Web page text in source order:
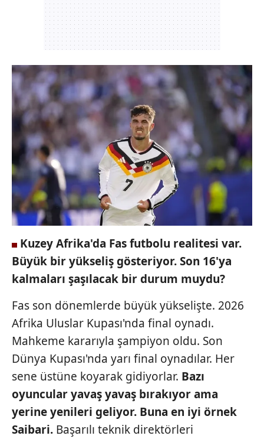
Kuzey Afrika'da Fas futbolu realitesi var.
Büyük bir yükseliş gösteriyor.Son 16'ya
kalmaları şaşılacak bir durum muydu?
Fas son dönemlerde büyük yükselişte. 2026
Afrika Uluslar Kupası'nda final oynadı.
Mahkeme kararıyla şampiyon oldu. Son
Dünya Kupası'nda yarı final oynadılar. Her
sene üstüne koyarak gidiyorlar. Bazı
oyuncularyavaş yavaş bırakıyorama
yerine yenileri geliyor. Buna en iyi örnek
Saibari. Başarılı teknik direktörleri